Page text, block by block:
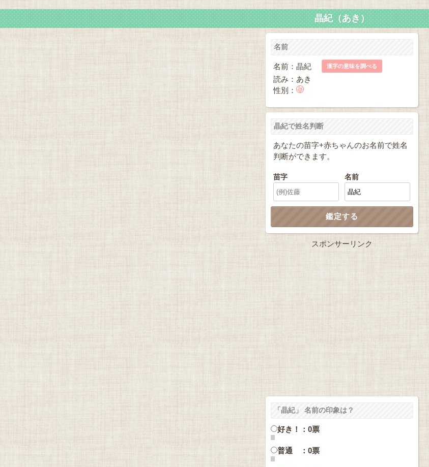
晶紀（あき）
名前
名前：晶紀 漢字の意味を調べる
読み：あき
性別：
晶紀で姓名判断
あなたの苗字+赤ちゃんのお名前で姓名
判断ができます。
苗字 名前
スポンサーリンク
「晶紀」 名前の印象は？
好き！：0票
普通 ：0票